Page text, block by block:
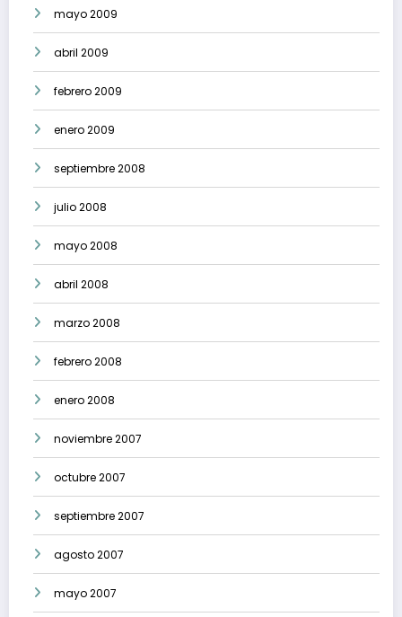
mayo 2009
abril 2009
febrero 2009
enero 2009
septiembre 2008
julio 2008
mayo 2008
abril 2008
marzo 2008
febrero 2008
enero 2008
noviembre 2007
octubre 2007
septiembre 2007
agosto 2007
mayo 2007